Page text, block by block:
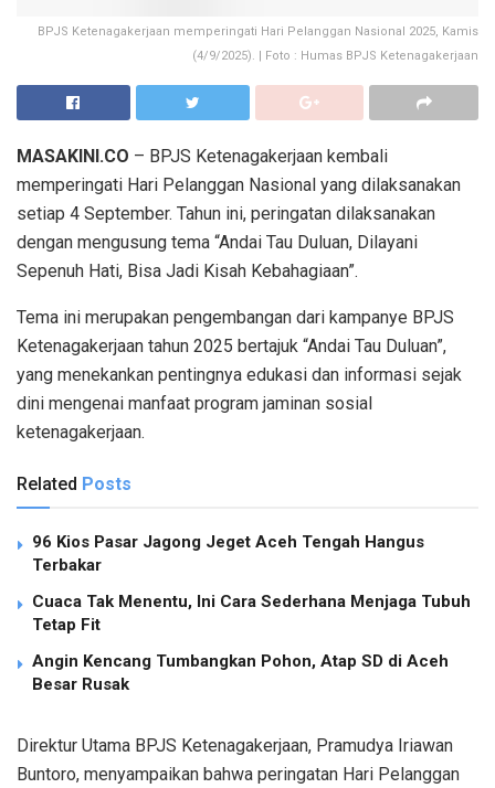
BPJS Ketenagakerjaan memperingati Hari Pelanggan Nasional 2025, Kamis
(4/9/2025). | Foto : Humas BPJS Ketenagakerjaan
MASAKINI.CO – BPJS Ketenagakerjaan kembali
memperingati Hari Pelanggan Nasional yang dilaksanakan
setiap 4 September. Tahun ini, peringatan dilaksanakan
dengan mengusung tema “Andai Tau Duluan, Dilayani
Sepenuh Hati, Bisa Jadi Kisah Kebahagiaan”.
Tema ini merupakan pengembangan dari kampanye BPJS
Ketenagakerjaan tahun 2025 bertajuk “Andai Tau Duluan”,
yang menekankan pentingnya edukasi dan informasi sejak
dini mengenai manfaat program jaminan sosial
ketenagakerjaan.
Related Posts
96 Kios Pasar Jagong Jeget Aceh Tengah Hangus
Terbakar
Cuaca Tak Menentu, Ini Cara Sederhana Menjaga Tubuh
Tetap Fit
Angin Kencang Tumbangkan Pohon, Atap SD di Aceh
Besar Rusak
Direktur Utama BPJS Ketenagakerjaan, Pramudya Iriawan
Buntoro, menyampaikan bahwa peringatan Hari Pelanggan